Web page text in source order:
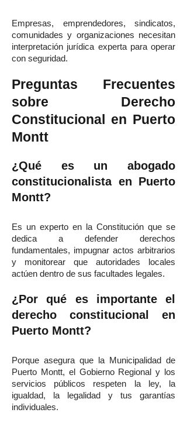
Empresas, emprendedores, sindicatos,
comunidades y organizaciones necesitan
interpretación jurídica experta para operar
con seguridad.
Preguntas Frecuentes
sobre Derecho
Constitucional en Puerto
Montt
¿Qué es un abogado
constitucionalista en Puerto
Montt?
Es un experto en la Constitución que se
dedica a defender derechos
fundamentales, impugnar actos arbitrarios
y monitorear que autoridades locales
actúen dentro de sus facultades legales.
¿Por qué es importante el
derecho constitucional en
Puerto Montt?
Porque asegura que la Municipalidad de
Puerto Montt, el Gobierno Regional y los
servicios públicos respeten la ley, la
igualdad, la legalidad y tus garantías
individuales.